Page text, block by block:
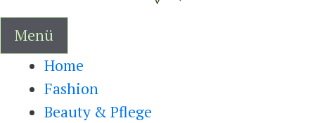
Menü
Home
Fashion
Beauty & Pflege